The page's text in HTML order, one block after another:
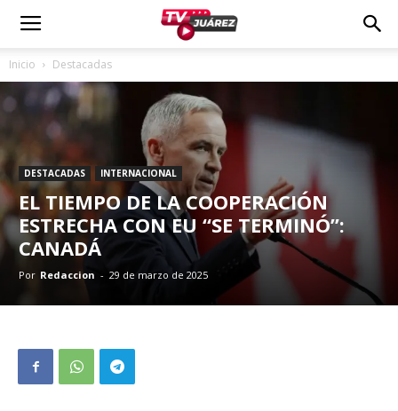
Inicio Destacadas
DESTACADAS INTERNACIONAL
EL TIEMPO DE LA COOPERACIÓN
ESTRECHA CON EU “SE TERMINÓ”:
CANADÁ
Por Redaccion - 29 de marzo de 2025